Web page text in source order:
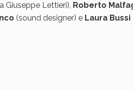
Giuseppe Lettieri), Roberto
(sound designer) e Laura Bussi